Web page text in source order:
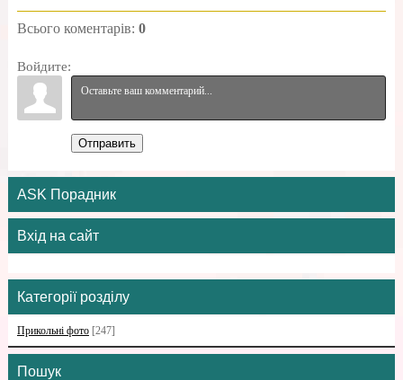
Всього коментарів: 0
Войдите:
Отправить
ASK Порадник
Вхід на сайт
Категорії розділу
Прикольні фото [247]
Пошук